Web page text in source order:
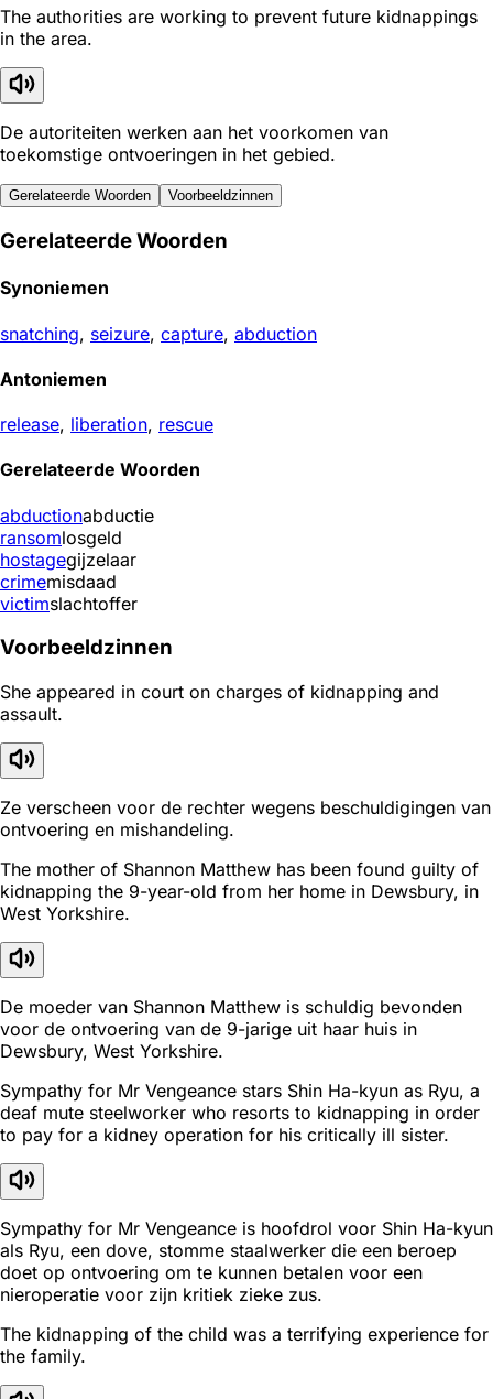
The authorities are working to prevent future kidnappings
in the area.
De autoriteiten werken aan het voorkomen van
toekomstige ontvoeringen in het gebied.
Gerelateerde Woorden Voorbeeldzinnen
Gerelateerde Woorden
Synoniemen
snatching, seizure, capture, abduction
Antoniemen
release, liberation, rescue
Gerelateerde Woorden
abductionabductie
ransomlosgeld
hostagegijzelaar
crimemisdaad
victimslachtoffer
Voorbeeldzinnen
She appeared in court on charges of kidnapping and
assault.
Ze verscheen voor de rechter wegens beschuldigingen van
ontvoering en mishandeling.
The mother of Shannon Matthew has been found guilty of
kidnapping the 9-year-old from her home in Dewsbury, in
West Yorkshire.
De moeder van Shannon Matthew is schuldig bevonden
voor de ontvoering van de 9-jarige uit haar huis in
Dewsbury, West Yorkshire.
Sympathy for Mr Vengeance stars Shin Ha-kyun as Ryu, a
deaf mute steelworker who resorts to kidnapping in order
to pay for a kidney operation for his critically ill sister.
Sympathy for Mr Vengeance is hoofdrol voor Shin Ha-kyun
als Ryu, een dove, stomme staalwerker die een beroep
doet op ontvoering om te kunnen betalen voor een
nieroperatie voor zijn kritiek zieke zus.
The kidnapping of the child was a terrifying experience for
the family.